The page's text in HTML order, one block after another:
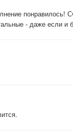
понравилось!
- даже если и